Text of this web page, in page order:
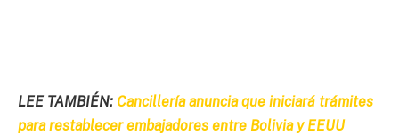
LEE TAMBIÉN: Cancillería anuncia que iniciará trámites
para restablecer embajadores entre Bolivia y EEUU